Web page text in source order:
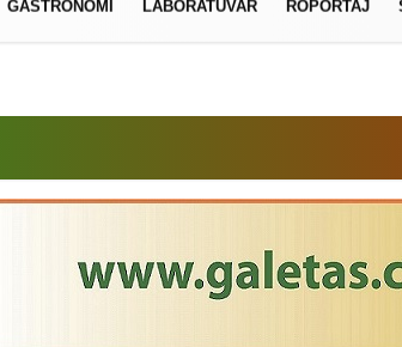
GASTRONOMI LABORATUVAR RÖPORTAJ